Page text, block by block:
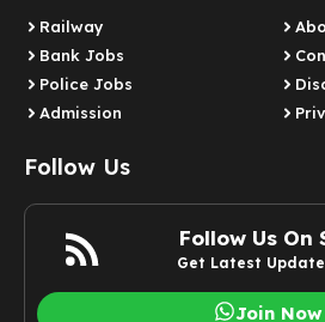
Railway
Bank Jobs
Police Jobs
Admission
Follow Us
Follow Us On
Get Latest
Join Now